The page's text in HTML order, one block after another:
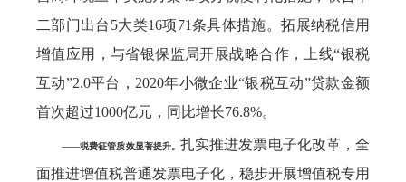
二部门出台5大类16项71条具体措施。拓展纳税信用
增值应用，与省银保监局开展战略合作，上线“银税
互动”2.0平台，2020年小微企业“银税互动”贷款金额
首次超过1000亿元，同比增长76.8%。
——税费征管质效显著提升。 扎实推进发票电子化改革，全
面推进增值税普通发票电子化，稳步开展增值税专用